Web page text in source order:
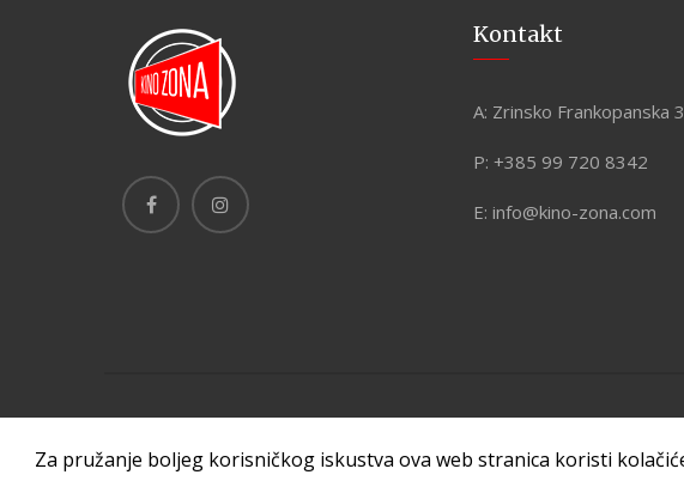
Za pružanje boljeg korisničkog iskustva ova web stranica koristi
Kontakt
A: Zrinsko Frankopanska
P: +385 99 720 8342
E: info@kino-zona.com